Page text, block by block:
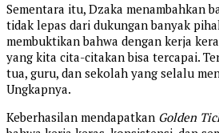
Sementara itu, Dzaka menambahkan
tidak lepas dari dukungan banyak
membuktikan bahwa dengan kerja
yang kita cita-citakan bisa tercapai.
tua, guru, dan sekolah yang selalu
Ungkapnya.
Keberhasilan mendapatkan Golden